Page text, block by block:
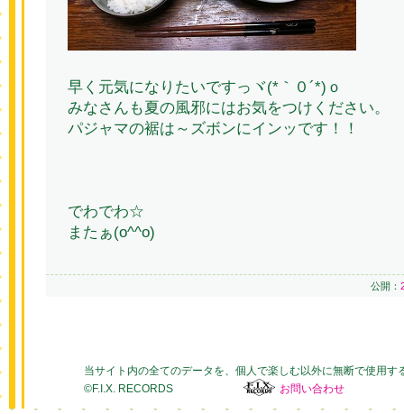
早く元気になりたいですっヾ(*｀０´*)ｏ
みなさんも夏の風邪にはお気をつけください。
パジャマの裾は～ズボンにインッです！！
でわでわ☆
またぁ(o^^o)
公開：
当サイト内の全てのデータを、個人で楽しむ以外に無断で使用す
©F.I.X. RECORDS
お問い合わせ